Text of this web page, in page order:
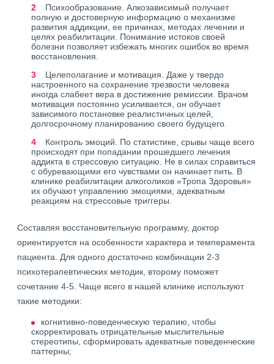
Психообразование. Алкозависимый получает
полную и достоверную информацию о механизме
развития аддикции, ее причинах, методах лечении и
целях реабилитации. Понимание истоков своей
болезни позволяет избежать многих ошибок во время
восстановления.
Целеполагание и мотивация. Даже у твердо
настроенного на сохранение трезвости человека
иногда слабеет вера в достижение ремиссии. Врачом
мотивация постоянно усиливается, он обучает
зависимого постановке реалистичных целей,
долгосрочному планированию своего будущего.
Контроль эмоций. По статистике, срывы чаще всего
происходят при попадании прошедшего лечения
аддикта в стрессовую ситуацию. Не в силах справиться
с обуревающими его чувствами он начинает пить. В
клинике реабилитации алкоголиков «Тропа Здоровья»
их обучают управлению эмоциями, адекватным
реакциям на стрессовые триггеры.
Составляя восстановительную программу, доктор
ориентируется на особенности характера и темперамента
пациента. Для одного достаточно комбинации 2-3
психотерапевтических методик, второму поможет
сочетание 4-5. Чаще всего в нашей клинике используют
такие методики:
когнитивно-поведенческую терапию, чтобы
скорректировать отрицательные мыслительные
стереотипы, сформировать адекватные поведенческие
паттерны;